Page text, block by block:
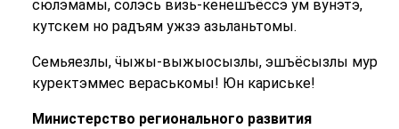
сюлэмамы, солэсь визь-кенешъёссэ ум вунэтэ,
кутскем но радъям ужзэ азьланьтомы.
Семьяезлы, ӵыжы-выжыосызлы, эшъёсызлы мур
куректэммес вераськомы! Юн кариське!
Министерство регионального развития